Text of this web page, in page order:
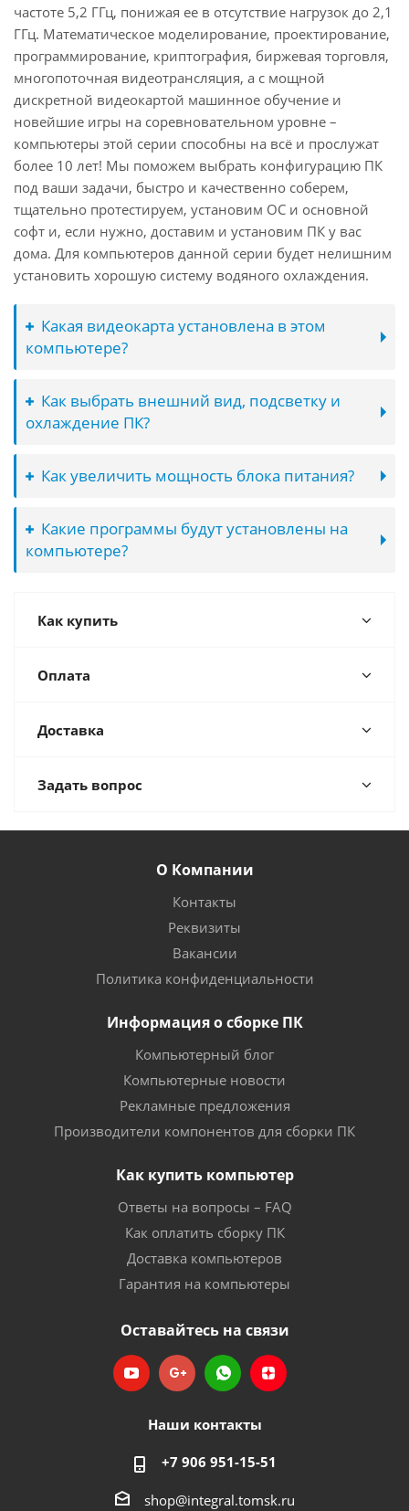
частоте 5,2 ГГц, понижая ее в отсутствие нагрузок до 2,1
ГГц. Математическое моделирование, проектирование,
программирование, криптография, биржевая торговля,
многопоточная видеотрансляция, а с мощной
дискретной видеокартой машинное обучение и
новейшие игры на соревновательном уровне –
компьютеры этой серии способны на всё и прослужат
более 10 лет! Мы поможем выбрать конфигурацию ПК
под ваши задачи, быстро и качественно соберем,
тщательно протестируем, установим ОС и основной
софт и, если нужно, доставим и установим ПК у вас
дома. Для компьютеров данной серии будет нелишним
установить хорошую систему водяного охлаждения.
Какая видеокарта установлена в этом
компьютере?
Как выбрать внешний вид, подсветку и
охлаждение ПК?
Как увеличить мощность блока питания?
Какие программы будут установлены на
компьютере?
Как купить
Оплата
Доставка
Задать вопрос
О Компании
Контакты
Реквизиты
Вакансии
Политика конфиденциальности
Информация о сборке ПК
Компьютерный блог
Компьютерные новости
Рекламные предложения
Производители компонентов для сборки ПК
Как купить компьютер
Ответы на вопросы – FAQ
Как оплатить сборку ПК
Доставка компьютеров
Гарантия на компьютеры
Оставайтесь на связи
Наши контакты
+7 906 951-15-51
shop@integral.tomsk.ru